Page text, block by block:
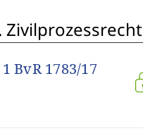
Zivilprozessrecht
BvR 1783/17